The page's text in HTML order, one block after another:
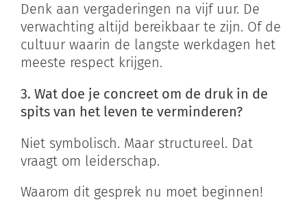
Denk aan vergaderingen na vijf uur. De
verwachting altijd bereikbaar te zijn. Of de
cultuur waarin de langste werkdagen het
meeste respect krijgen.
3. Wat doe je concreet om de druk in de
spits van het leven te verminderen?
Niet symbolisch. Maar structureel. Dat
vraagt om leiderschap.
Waarom dit gesprek nu moet beginnen!